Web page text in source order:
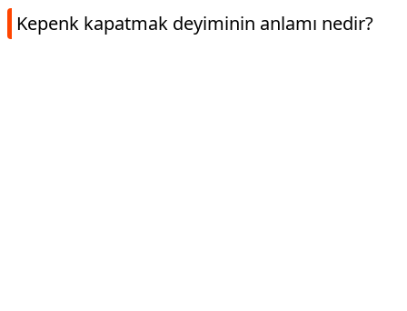
Kepenk kapatmak deyiminin anlamı nedir?